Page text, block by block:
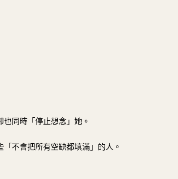
同時「停止想念」她。
不會把所有空缺都填滿」的人。